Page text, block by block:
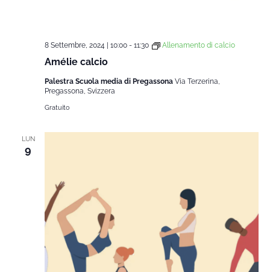
Amélie calcio
8 Settembre, 2024 | 10:00- 11:30 Allenamento di calcio
Palestra Scuola media di Pregassona Via Terzerina,
Pregassona, Svizzera
Gratuito
LUN
9